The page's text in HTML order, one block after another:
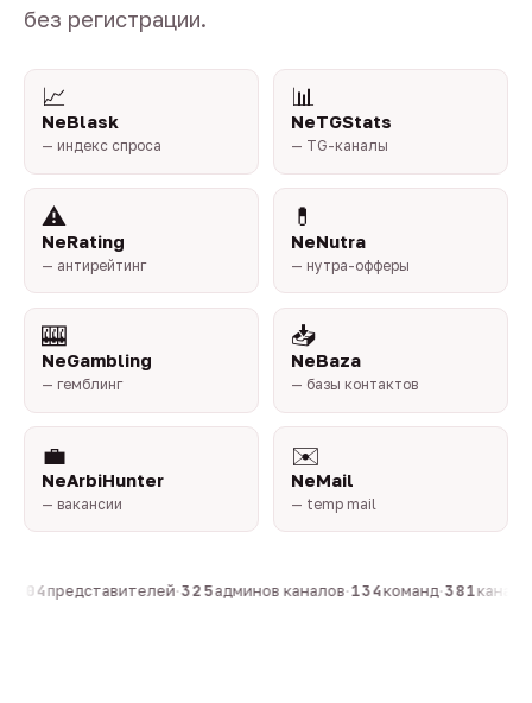
без регистрации.
📈
NeBlask
— индекс спроса
📊
NeTGStats
— TG-каналы
⚠️
NeRating
— антирейтинг
💊
NeNutra
— нутра-офферы
🎰
NeGambling
— гемблинг
📥
NeBaza
— базы контактов
💼
NeArbiHunter
— вакансии
✉️
NeMail
— temp mail
804представителей·325админов каналов·134команд·381каналов